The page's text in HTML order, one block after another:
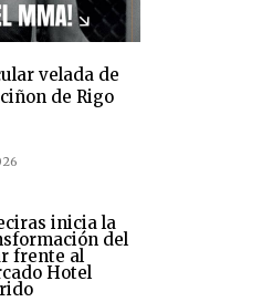
velada de
de Rigo
inicia la
del
frente al
Hotel